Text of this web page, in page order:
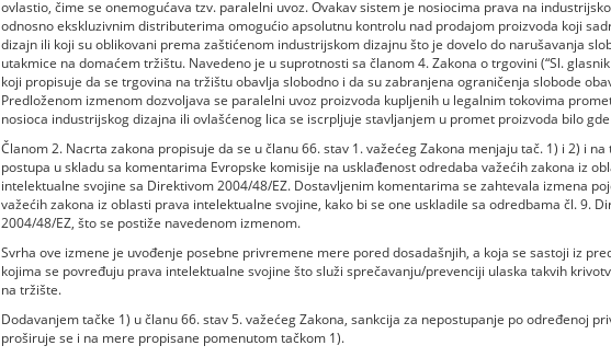
ovlastio, čime se onemogućava tzv. paralelni uvoz. Ovakav sistem je nosiocima prava na
odnosno ekskluzivnim distributerima omogućio apsolutnu kontrolu nad prodajom proizvoda koji
dizajn ili koji su oblikovani prema zaštićenom industrijskom dizajnu što je dovelo do narušavanja
utakmice na domaćem tržištu. Navedeno je u suprotnosti sa članom 4. Zakona o trgovini (“Sl. glasnik
koji propisuje da se trgovina na tržištu obavlja slobodno i da su zabranjena ograničenja slobode
Predloženom izmenom dozvoljava se paralelni uvoz proizvoda kupljenih u legalnim tokovima
nosioca industrijskog dizajna ili ovlašćenog lica se iscrpljuje stavljanjem u promet proizvoda bilo
Članom 2. Nacrta zakona propisuje da se u članu 66. stav 1. važećeg Zakona menjaju tač. 1) i 2) i na
postupa u skladu sa komentarima Evropske komisije na usklađenost odredaba važećih zakona iz
intelektualne svojine sa Direktivom 2004/48/EZ. Dostavljenim komentarima se zahtevala izmena
važećih zakona iz oblasti prava intelektualne svojine, kako bi se one uskladile sa odredbama čl. 9.
2004/48/EZ, što se postiže navedenom izmenom.
Svrha ove izmene je uvođenje posebne privremene mere pored dosadašnjih, a koja se sastoji iz
kojima se povređuju prava intelektualne svojine što služi sprečavanju/prevenciji ulaska takvih
na tržište.
Dodavanjem tačke 1) u članu 66. stav 5. važećeg Zakona, sankcija za nepostupanje po određenoj
proširuje se i na mere propisane pomenutom tačkom 1).